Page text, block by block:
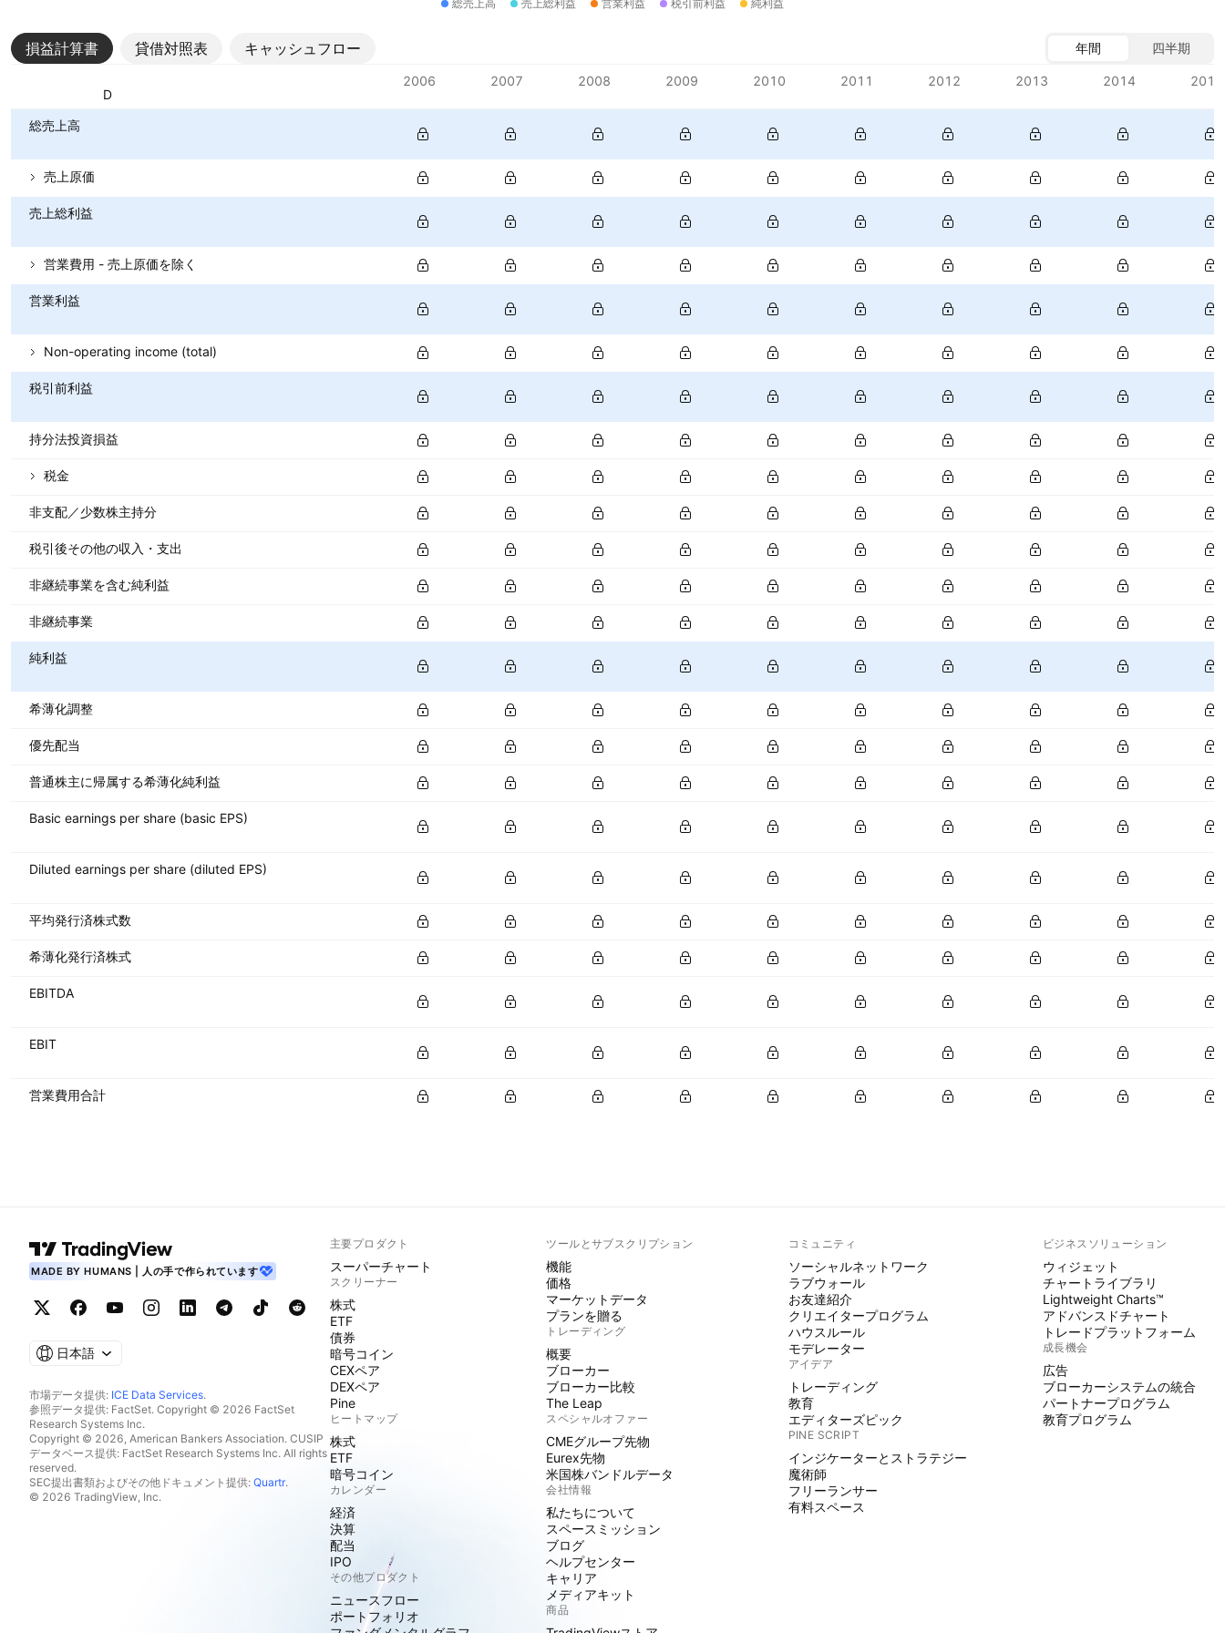
総売上高 売上総利益 営業利益 税引前利益 純利益
損益計算書 貸借対照表 キャッシュフロー 年間
四半期
通貨: USD
2006 2007 2008 2009 2010 2011 2012 2013 2014 2015
総売上高
売上原価
売上総利益
営業費用 - 売上原価を除く
営業利益
Non-operating income (total)
税引前利益
持分法投資損益
税金
非支配／少数株主持分
税引後その他の収入・支出
非継続事業を含む純利益
非継続事業
純利益
希薄化調整
優先配当
普通株主に帰属する希薄化純利益
Basic earnings per share (basic EPS)
Diluted earnings per share (diluted EPS)
平均発行済株式数
希薄化発行済株式
EBITDA
EBIT
営業費用合計
MADE BY HUMANS | 人の手で作られています
日本語
市場データ提供: ICE Data Services.
参照データ提供: FactSet. Copyright © 2026 FactSet
Research Systems Inc.
Copyright © 2026, American Bankers Association. CUSIP
データベース提供: FactSet Research Systems Inc. All rights
reserved.
SEC提出書類およびその他ドキュメント提供: Quartr.
© 2026 TradingView, Inc.
主要プロダクト
スーパーチャート
スクリーナー
株式
ETF
債券
暗号コイン
CEXペア
DEXペア
Pine
ヒートマップ
株式
ETF
暗号コイン
カレンダー
経済
決算
配当
IPO
その他プロダクト
ニュースフロー
ポートフォリオ
ツールとサブスクリプション
機能
価格
マーケットデータ
プランを贈る
トレーディング
概要
ブローカー
ブローカー比較
The Leap
スペシャルオファー
CMEグループ先物
Eurex先物
米国株バンドルデータ
会社情報
私たちについて
スペースミッション
ブログ
ヘルプセンター
キャリア
メディアキット
商品
コミュニティ
ソーシャルネットワーク
ラブウォール
お友達紹介
クリエイタープログラム
ハウスルール
モデレーター
アイデア
トレーディング
教育
エディターズピック
PINE SCRIPT
インジケーターとストラテジー
魔術師
フリーランサー
有料スペース
ビジネスソリューション
ウィジェット
チャートライブラリ
Lightweight Charts™
アドバンスドチャート
トレードプラットフォーム
成長機会
広告
ブローカーシステムの統合
パートナープログラム
教育プログラム